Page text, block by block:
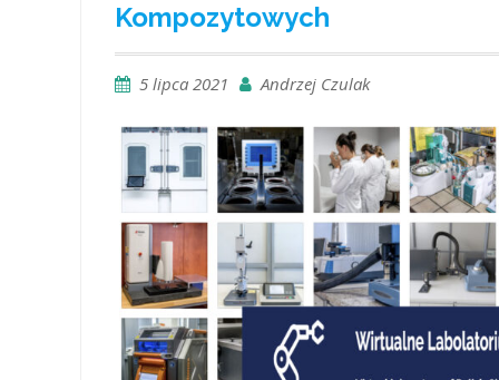
Kompozytowych
5 lipca 2021 Andrzej Czulak